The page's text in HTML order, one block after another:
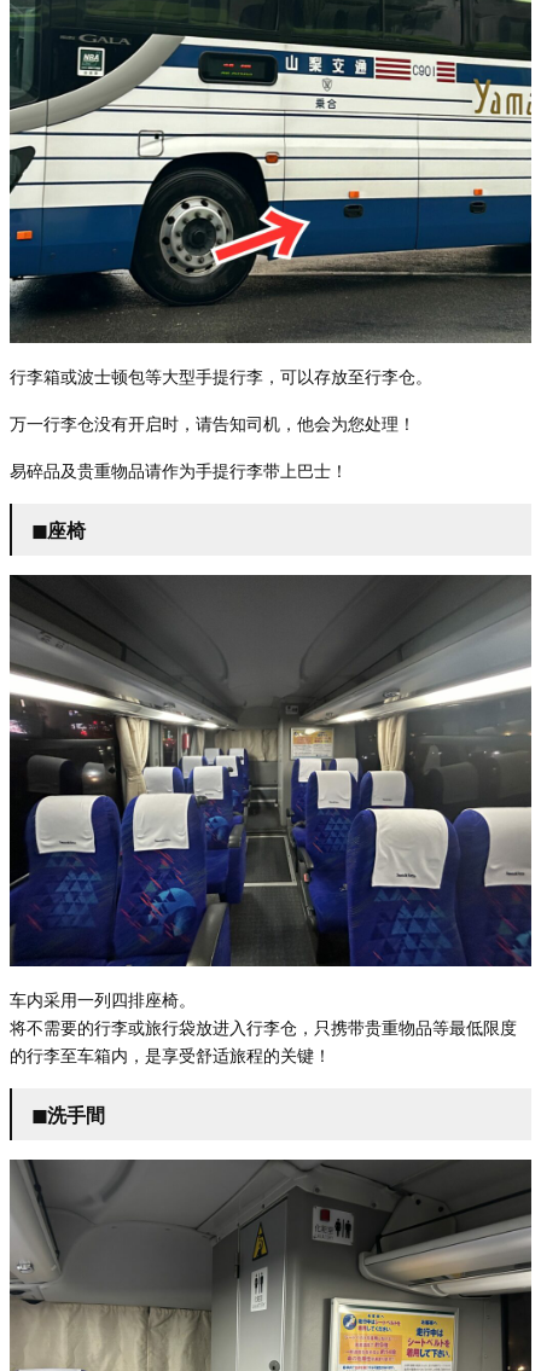
行李箱或波士顿包等大型手提行李，可以存放至行李仓。
万一行李仓没有开启时，请告知司机，他会为您处理！
易碎品及贵重物品请作为手提行李带上巴士！
◼︎座椅
车内采用一列四排座椅。
将不需要的行李或旅行袋放进入行李仓，只携带贵重物品等最低限度
的行李至车箱内，是享受舒适旅程的关键！
◼︎洗手間